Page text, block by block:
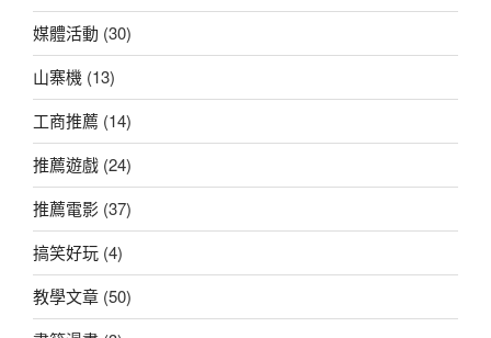
媒體活動 (30)
山寨機 (13)
工商推薦 (14)
推薦遊戲 (24)
推薦電影 (37)
搞笑好玩 (4)
教學文章 (50)